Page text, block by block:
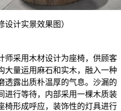
设计实景效果图）
师采用木材设计为座椅，供顾客
大量运用麻石和实木，融入一种
透露出质朴温厚的气息。沙漏的
进行等待，内部采用一棵木质装
椅形成呼应，装饰性的灯具进行